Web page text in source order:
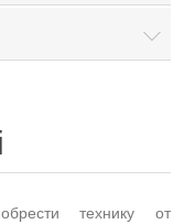
технику от